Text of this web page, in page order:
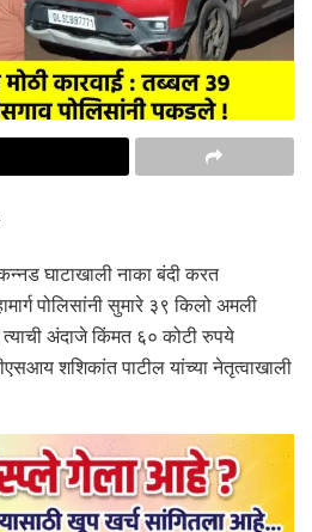
घाटाखाली नाका बंदी करत
पोलिसांनी सुमारे ३९ किलो अमली
अंदाजे किंमत ६० कोटी रुपये
शशिकांत पाटील यांच्या नेतृत्वाखाली